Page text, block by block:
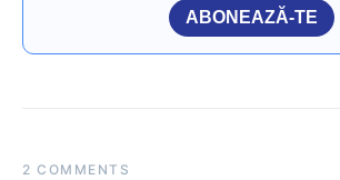
ABONEAZĂ-TE
2 COMMENTS